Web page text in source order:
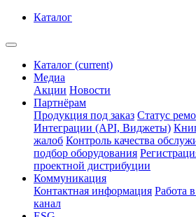
Каталог
Каталог (current)
Медиа
Акции Новости
Партнёрам
Продукция под заказ Статус
Интеграции (API, Виджеты)
жалоб Контроль качества
подбор оборудования
проектной дистрибуции
Коммуникация
Контактная информация Работа
канал